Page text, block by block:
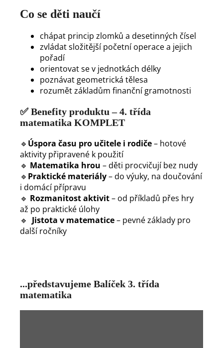
Co se děti naučí
chápat princip zlomků a desetinných čísel
zvládat složitější početní operace a jejich
pořadí
orientovat se v jednotkách délky
poznávat geometrická tělesa
rozumět základům finanční gramotnosti
✅ Benefity produktu – 4. třída
matematika KOMPLET
🔹 Úspora času pro učitele i rodiče– hotové
aktivity připravené k použití
🔹 Matematika hrou – děti procvičují bez nudy
🔹 Praktické materiály– do výuky, na doučování
i domácí přípravu
🔹 Rozmanitost aktivit– od příkladů přes hry
až po praktické úlohy
🔹 Jistota v matematice– pevné základy pro
další ročníky
...představujeme Balíček 3. třída
matematika